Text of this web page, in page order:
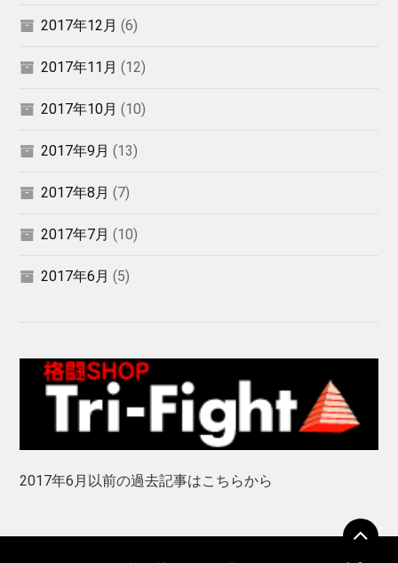
2017年12月 (6)
2017年11月 (12)
2017年10月 (10)
2017年9月 (13)
2017年8月 (7)
2017年7月 (10)
2017年6月 (5)
2017年6月以前の過去記事はこちらから